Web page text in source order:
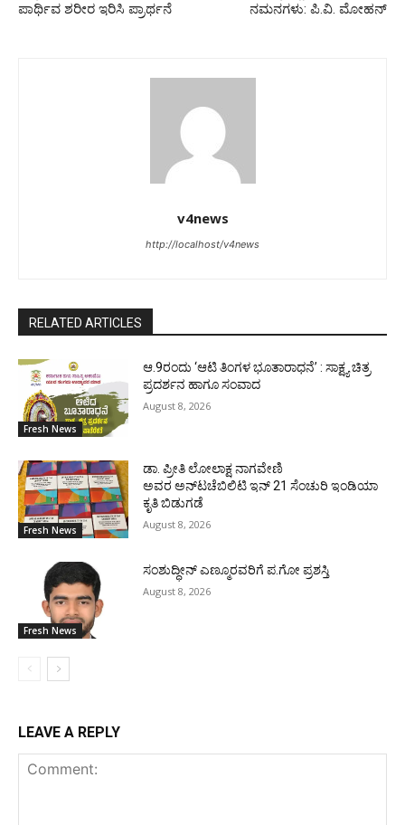
ಪಾರ್ಥಿವ ಶರೀರ ಇರಿಸಿ ಪ್ರಾರ್ಥನೆ
ನಮನಗಳು: ಪಿ.ವಿ. ಮೋಹನ್
v4news
http://localhost/v4news
RELATED ARTICLES
Fresh News
ಆ.9ರಂದು ‘ಆಟಿ ತಿಂಗಳ ಭೂತಾರಾಧನೆ’ : ಸಾಕ್ಷ್ಯ ಚಿತ್ರ
ಪ್ರದರ್ಶನ ಹಾಗೂ ಸಂವಾದ
August 8, 2026
Fresh News
ಡಾ. ಪ್ರೀತಿ ಲೋಲಾಕ್ಷ ನಾಗವೇಣಿ
ಅವರ ಅನ್‌ಟಚೆಬಿಲಿಟಿ ಇನ್ 21 ಸೆಂಚುರಿ ಇಂಡಿಯಾ
ಕೃತಿ ಬಿಡುಗಡೆ
August 8, 2026
Fresh News
ಸಂಶುದ್ಧೀನ್ ಎಣ್ಮೂರವರಿಗೆ ಪ.ಗೋ ಪ್ರಶಸ್ತಿ
August 8, 2026
LEAVE A REPLY